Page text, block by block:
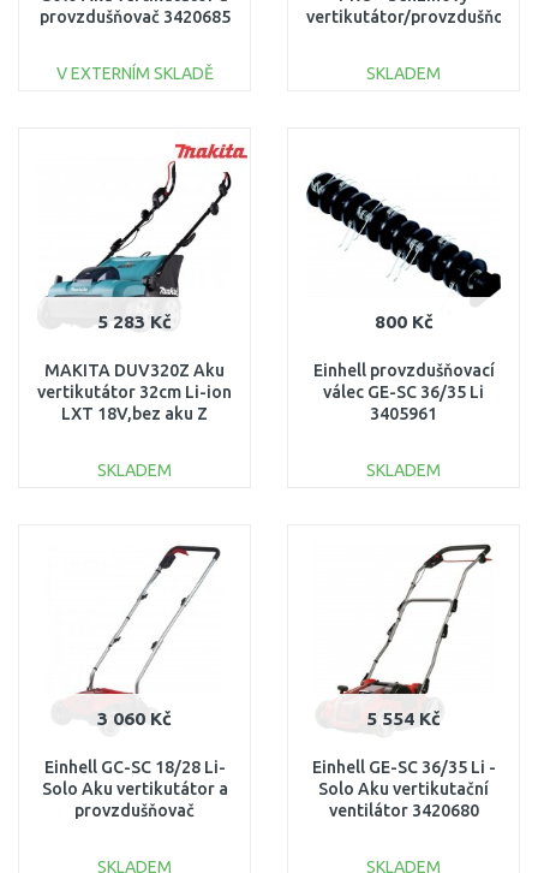
provzdušňovač 3420685
V EXTERNÍM SKLADĚ
Porovnat
vertikutátor/provzdušňovač
SKLADEM
5 283 Kč
MAKITA DUV320Z Aku
vertikutátor 32cm Li-ion
LXT 18V,bez aku Z
SKLADEM
Porovnat
800 Kč
Einhell provzdušňovací
válec GE-SC 36/35 Li
3405961
SKLADEM
Porovnat
3 060 Kč
Einhell GC-SC 18/28 Li-
Solo Aku vertikutátor a
provzdušňovač
SKLADEM
5 554 Kč
Einhell GE-SC 36/35 Li -
Solo Aku vertikutační
ventilátor 3420680
SKLADEM